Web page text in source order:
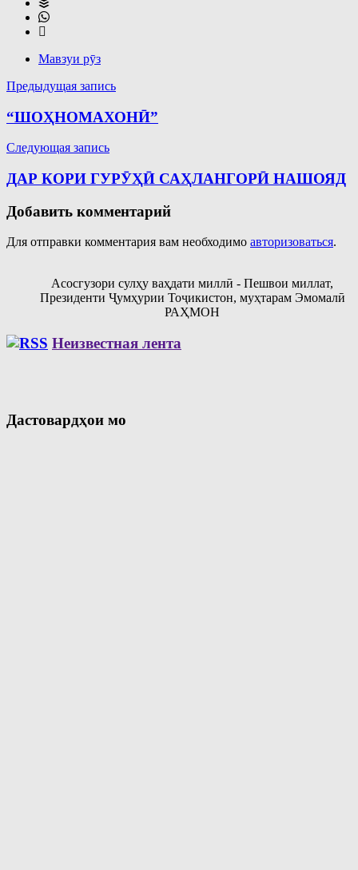
Мавзуи рӯз
Навигация
по
записям
Предыдущая запись
“ШОҲНОМАХОНӢ”
Следующая запись
ДАР КОРИ ГУРӮҲӢ САҲЛАНГОРӢ НАШОЯД
Добавить комментарий
Для отправки комментария вам необходимо авторизоваться.
Асосгузори сулҳу ваҳдати миллӣ - Пешвои миллат,
Президенти Ҷумҳурии Тоҷикистон, муҳтарам Эмомалӣ
РАҲМОН
Неизвестная лента
Дастовардҳои мо